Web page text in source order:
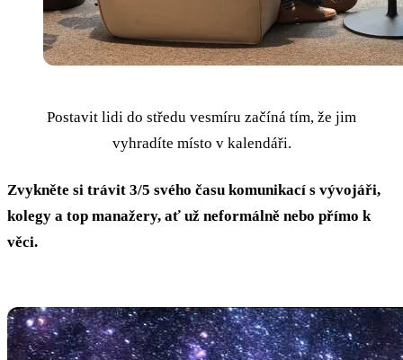
Postavit lidi do středu vesmíru začíná tím, že jim
vyhradíte místo v kalendáři.
Zvykněte si trávit 3/5 svého času komunikací s vývojáři,
kolegy a top manažery, ať už neformálně nebo přímo k
věci.